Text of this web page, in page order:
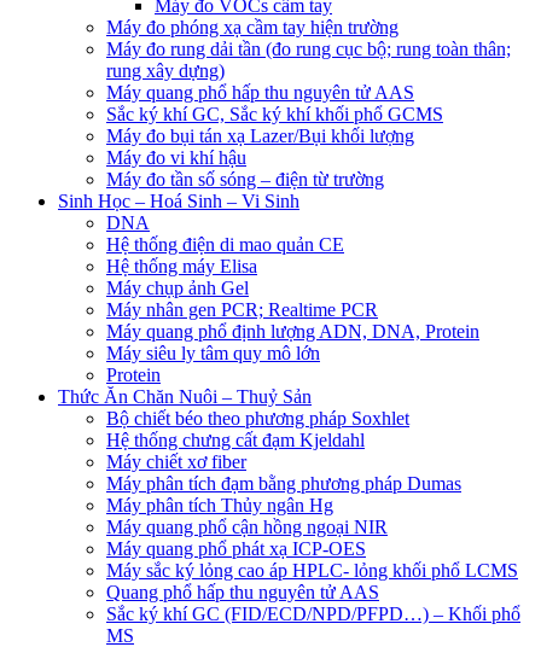
Máy đo VOCs cầm tay
Máy đo phóng xạ cầm tay hiện trường
Máy đo rung dải tần (đo rung cục bộ; rung toàn thân;
rung xây dựng)
Máy quang phổ hấp thu nguyên tử AAS
Sắc ký khí GC, Sắc ký khí khối phổ GCMS
Máy đo bụi tán xạ Lazer/Bụi khối lượng
Máy đo vi khí hậu
Máy đo tần số sóng – điện từ trường
Sinh Học – Hoá Sinh – Vi Sinh
DNA
Hệ thống điện di mao quản CE
Hệ thống máy Elisa
Máy chụp ảnh Gel
Máy nhân gen PCR; Realtime PCR
Máy quang phổ định lượng ADN, DNA, Protein
Máy siêu ly tâm quy mô lớn
Protein
Thức Ăn Chăn Nuôi – Thuỷ Sản
Bộ chiết béo theo phương pháp Soxhlet
Hệ thống chưng cất đạm Kjeldahl
Máy chiết xơ fiber
Máy phân tích đạm bằng phương pháp Dumas
Máy phân tích Thủy ngân Hg
Máy quang phổ cận hồng ngoại NIR
Máy quang phổ phát xạ ICP-OES
Máy sắc ký lỏng cao áp HPLC- lỏng khối phổ LCMS
Quang phổ hấp thu nguyên tử AAS
Sắc ký khí GC (FID/ECD/NPD/PFPD…) – Khối phổ
MS